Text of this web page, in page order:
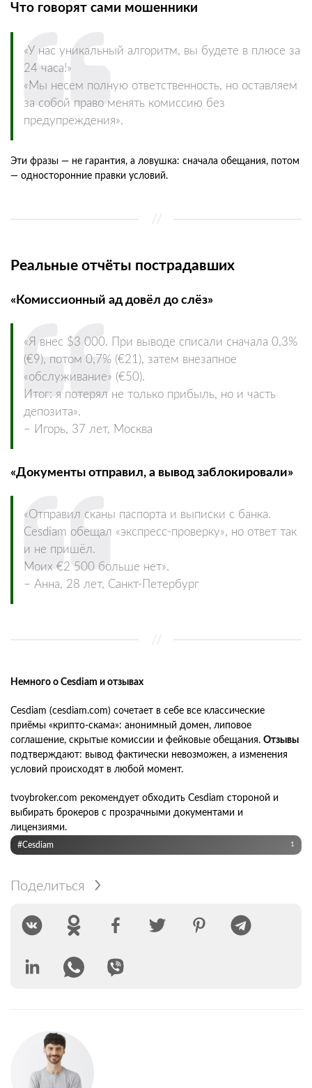
Что говорят сами мошенники
«У нас уникальный алгоритм, вы будете в плюсе за
24 часа!»
«Мы несем полную ответственность, но оставляем
за собой право менять комиссию без
предупреждения».
Эти фразы — не гарантия, а ловушка: сначала обещания, потом
— односторонние правки условий.
Реальные отчёты пострадавших
«Комиссионный ад довёл до слёз»
«Я внес $3 000. При выводе списали сначала 0,3%
(€9), потом 0,7% (€21), затем внезапное
«обслуживание» (€50).
Итог: я потерял не только прибыль, но и часть
депозита».
– Игорь, 37 лет, Москва
«Документы отправил, а вывод заблокировали»
«Отправил сканы паспорта и выписки с банка.
Cesdiam обещал «экспресс-проверку», но ответ так
и не пришёл.
Моих €2 500 больше нет».
– Анна, 28 лет, Санкт-Петербург
Немного о Cesdiam и отзывах
Cesdiam (cesdiam.com) сочетает в себе все классические
приёмы «крипто-скама»: анонимный домен, липовое
соглашение, скрытые комиссии и фейковые обещания. Отзывы
подтверждают: вывод фактически невозможен, а изменения
условий происходят в любой момент.
tvoybroker.com рекомендует обходить Cesdiam стороной и
выбирать брокеров с прозрачными документами и
лицензиями.
#Cesdiam 1
Поделиться